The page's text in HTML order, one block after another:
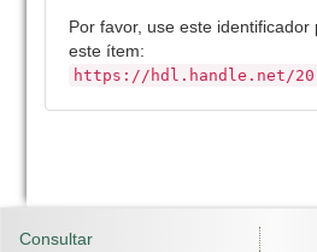
Por favor, use este
este ítem:
https://hdl.handle.net/
Consultar